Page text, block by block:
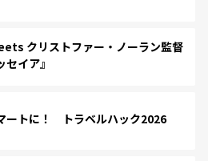
クリストファー・ノーラン監督
イア』
ートに！ トラベルハック2026